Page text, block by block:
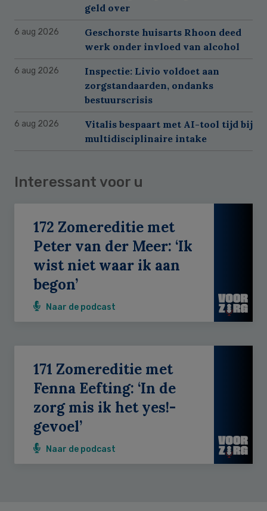
geld over
6 aug 2026
Geschorste huisarts Rhoon deed
werk onder invloed van alcohol
6 aug 2026
Inspectie: Livio voldoet aan
zorgstandaarden, ondanks
bestuurscrisis
6 aug 2026
Vitalis bespaart met AI-tool tijd bij
multidisciplinaire intake
Interessant voor u
172 Zomereditie met
Peter van der Meer: ‘Ik
wist niet waar ik aan
begon’
Naar de podcast
171 Zomereditie met
Fenna Eefting: ‘In de
zorg mis ik het yes!-
gevoel’
Naar de podcast